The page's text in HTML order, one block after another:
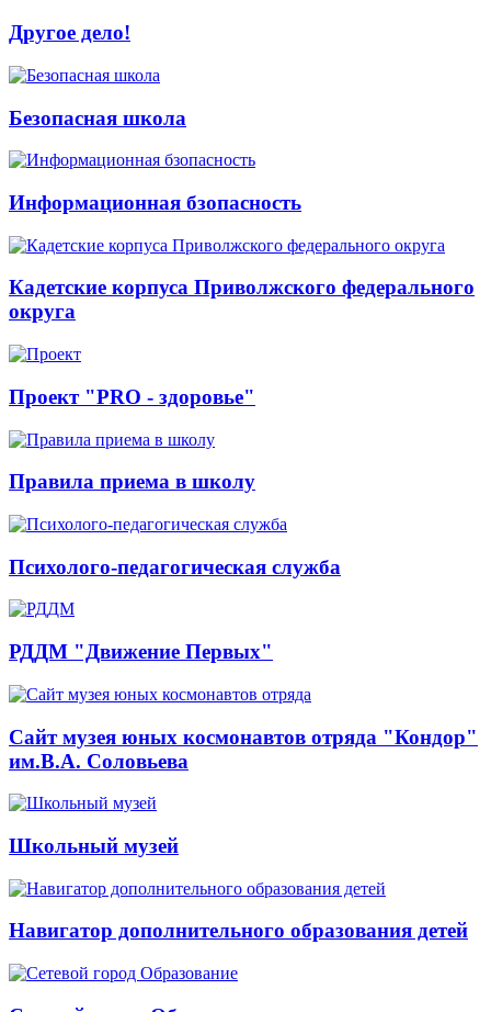
Другое дело!
Безопасная школа
Информационная бзопасность
Кадетские корпуса Приволжского федерального
округа
Проект "PRO - здоровье"
Правила приема в школу
Психолого-педагогическая служба
РДДМ "Движение Первых"
Сайт музея юных космонавтов отряда "Кондор"
им.В.А. Соловьева
Школьный музей
Навигатор дополнительного образования детей